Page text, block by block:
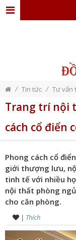
ĐỒ
GỖ
NỘI
THIẾT
KẾ
NỘI
DỊCH
/ Tin tức / Tư vấn
Trang trí nội
cách cổ điển
Phong cách cổ
giới thượng lưu,
tinh tế với nhiều
nội thất phòng
cho căn phòng.
| Thích